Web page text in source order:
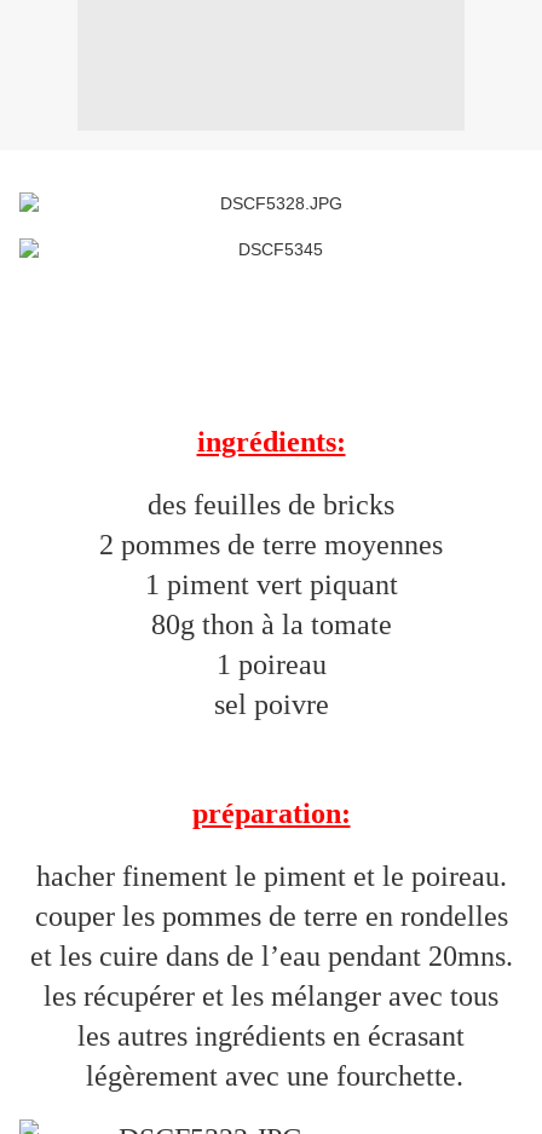
ingrédients:
des feuilles de bricks
2 pommes de terre moyennes
1 piment vert piquant
80g thon à la tomate
1 poireau
sel poivre
préparation:
hacher finement le piment et le poireau.
couper les pommes de terre en rondelles
et les cuire dans de l’eau pendant 20mns.
les récupérer et les mélanger avec tous
les autres ingrédients en écrasant
légèrement avec une fourchette.